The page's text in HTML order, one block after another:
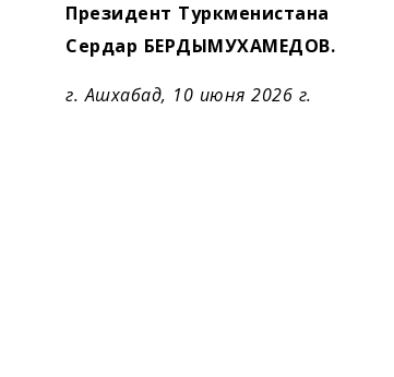
Культура
Президент Туркменистана
Сердар БЕРДЫМУХАМЕДОВ.
г. Ашхабад, 10 июня 2026 г.